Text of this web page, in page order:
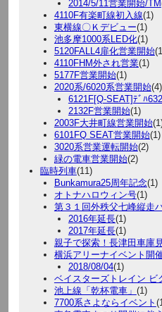
2014/5/11営業開始/TM
4110F有楽町線初入線(1)
東横線〇Ｋデビュー(1)
池多摩1000系LED化(1)
5120FALL4扉化営業開始
4110FHM外され営業(1)
5177F営業開始(1)
2020系/6020系営業開始(4)
6121F[Q-SEAT]ﾃﾞﾊ
2132F営業開始(1)
2003F大井町線営業開始
6101FQ SEAT営業開始(1)
3020系営業運転開始(2)
緑の電車営業開始(2)
臨時列車(11)
Bunkamura25周年記念(1)
オトナハロウィン号(1)
第３１回外秩父七峰縦走
2016年延長(1)
2017年延長(1)
親子で探索！長津田車庫
横浜アリーナイベント開
2018/08/04(1)
ベイスターズトレイン ビ
池上線「乾杯電車」 (1)
7700系さよならイベント